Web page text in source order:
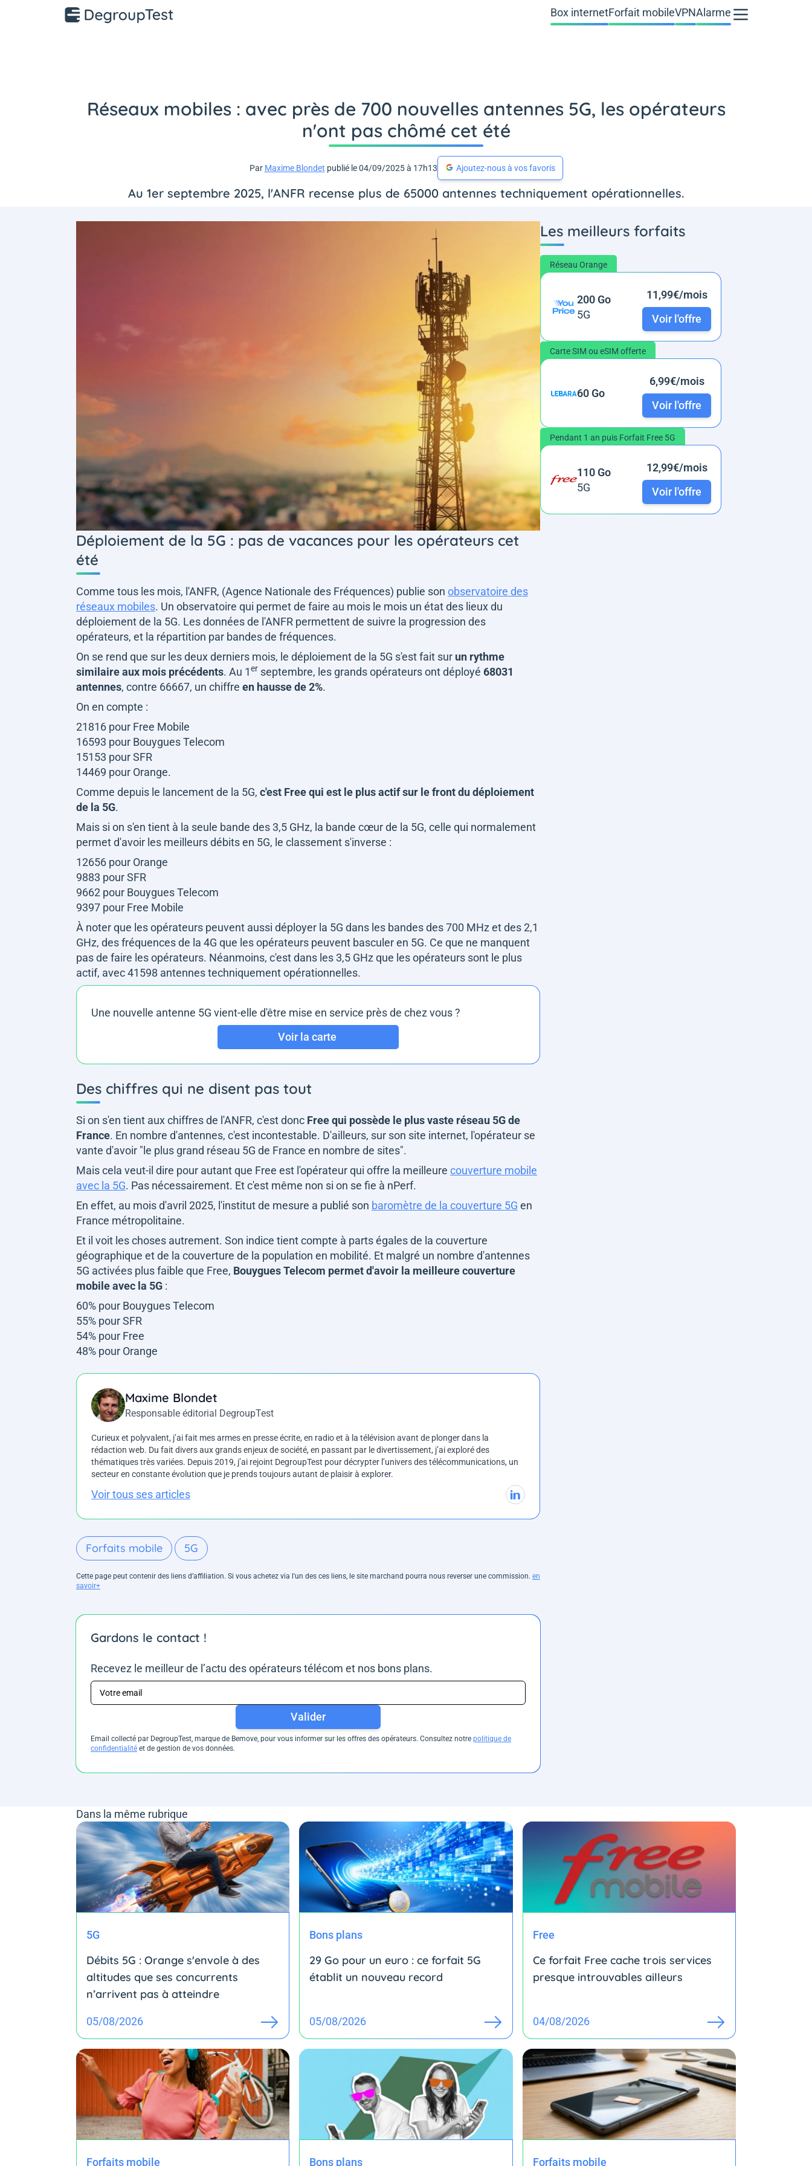
Box internetForfait mobileVPNAlarme
Réseaux mobiles : avec près de 700 nouvelles antennes 5G, les opérateurs
n'ont pas chômé cet été
Par Maxime Blondet publié le 04/09/2025 à 17h13 Ajoutez-nous à vos favoris
Au 1er septembre 2025, l'ANFR recense plus de 65000 antennes techniquement opérationnelles.
Déploiement de la 5G : pas de vacances pour les opérateurs cet
été
Comme tous les mois, l'ANFR, (Agence Nationale des Fréquences) publie son observatoire des
réseaux mobiles. Un observatoire qui permet de faire au mois le mois un état des lieux du
déploiement de la 5G. Les données de l'ANFR permettent de suivre la progression des
opérateurs, et la répartition par bandes de fréquences.
On se rend que sur les deux derniers mois, le déploiement de la 5G s'est fait sur un rythme
similaire aux mois précédents. Au 1er septembre, les grands opérateurs ont déployé 68031
antennes, contre 66667, un chiffre en hausse de 2%.
On en compte :
21816 pour Free Mobile
16593 pour Bouygues Telecom
15153 pour SFR
14469 pour Orange.
Comme depuis le lancement de la 5G, c'est Free qui est le plus actif sur le front du déploiement
de la 5G.
Mais si on s'en tient à la seule bande des 3,5 GHz, la bande cœur de la 5G, celle qui normalement
permet d'avoir les meilleurs débits en 5G, le classement s'inverse :
12656 pour Orange
9883 pour SFR
9662 pour Bouygues Telecom
9397 pour Free Mobile
À noter que les opérateurs peuvent aussi déployer la 5G dans les bandes des 700 MHz et des 2,1
GHz, des fréquences de la 4G que les opérateurs peuvent basculer en 5G. Ce que ne manquent
pas de faire les opérateurs. Néanmoins, c'est dans les 3,5 GHz que les opérateurs sont le plus
actif, avec 41598 antennes techniquement opérationnelles.
Une nouvelle antenne 5G vient-elle d'être mise en service près de chez vous ?
Voir la carte
Des chiffres qui ne disent pas tout
Si on s'en tient aux chiffres de l'ANFR, c'est donc Free qui possède le plus vaste réseau 5G de
France. En nombre d'antennes, c'est incontestable. D'ailleurs, sur son site internet, l'opérateur se
vante d'avoir "le plus grand réseau 5G de France en nombre de sites".
Mais cela veut-il dire pour autant que Free est l'opérateur qui offre la meilleure couverture mobile
avec la 5G. Pas nécessairement. Et c'est même non si on se fie à nPerf.
En effet, au mois d'avril 2025, l'institut de mesure a publié son baromètre de la couverture 5G en
France métropolitaine.
Et il voit les choses autrement. Son indice tient compte à parts égales de la couverture
géographique et de la couverture de la population en mobilité. Et malgré un nombre d'antennes
5G activées plus faible que Free, Bouygues Telecom permet d'avoir la meilleure couverture
mobile avec la 5G :
60% pour Bouygues Telecom
55% pour SFR
54% pour Free
48% pour Orange
Maxime Blondet
Responsable éditorial DegroupTest
Curieux et polyvalent, j’ai fait mes armes en presse écrite, en radio et à la télévision avant de plonger dans la
rédaction web. Du fait divers aux grands enjeux de société, en passant par le divertissement, j’ai exploré des
thématiques très variées. Depuis 2019, j’ai rejoint DegroupTest pour décrypter l’univers des télécommunications, un
secteur en constante évolution que je prends toujours autant de plaisir à explorer.
Voir tous ses articles
Forfaits mobile 5G
Cette page peut contenir des liens d’affiliation. Si vous achetez via l'un des ces liens, le site marchand pourra nous reverser une commission. en
savoir+
Gardons le contact !
Recevez le meilleur de l’actu des opérateurs télécom et nos bons plans.
Valider
Email collecté par DegroupTest, marque de Bemove, pour vous informer sur les offres des opérateurs. Consultez notre politique de
confidentialité et de gestion de vos données.
Les meilleurs forfaits
Réseau Orange
200 Go
5G
11,99€/mois
Voir l'offre
Carte SIM ou eSIM offerte
60 Go
6,99€/mois
Voir l'offre
Pendant 1 an puis Forfait Free 5G
110 Go
5G
12,99€/mois
Voir l'offre
Dans la même rubrique
5G
Débits 5G : Orange s'envole à des
altitudes que ses concurrents
n’arrivent pas à atteindre
05/08/2026
Bons plans
29 Go pour un euro : ce forfait 5G
établit un nouveau record
05/08/2026
Free
Ce forfait Free cache trois services
presque introuvables ailleurs
04/08/2026
Forfaits mobile Bons plans Forfaits mobile